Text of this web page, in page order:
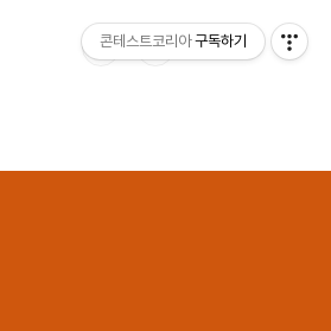
콘테스트코리아 구독하기